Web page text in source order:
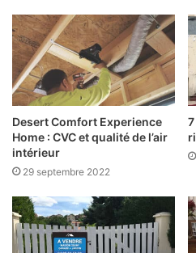
Desert Comfort Experience
Home : CVC et qualité de l’air
intérieur
29 septembre 2022